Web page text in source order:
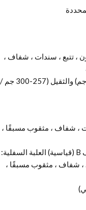
، تتبع ، سندات ، شفاف ،
* SRA3 غير مدعوم للورق المطلي (257-300 جم) والثقيل (257-300 جم /
، شفاف ، مثقوب مسبقًا ،
* مطلوب مجموعة ملحقات وحدة تغذية الأظرف B (قياسية) العلبة السفلية:
، شفاف ، مثقوب مسبقًا ،